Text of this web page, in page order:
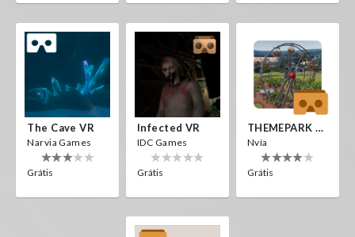
The Cave VR
Narvia Games
Grátis
Infected VR
IDC Games
Grátis
THEMEPARK VR
Nvía
Grátis